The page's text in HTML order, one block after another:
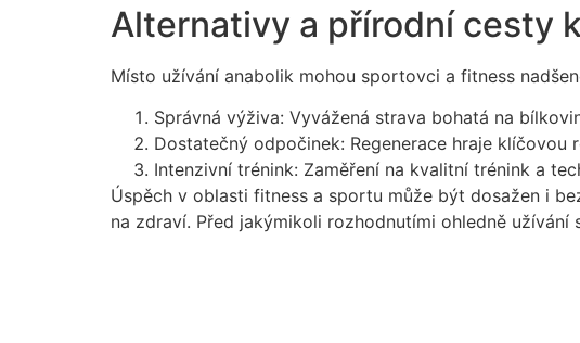
Alternativy a přírodní cesty
Místo užívání anabolik mohou sportovci a fitness
Správná výživa: Vyvážená strava bohatá na
Dostatečný odpočinek: Regenerace hraje klíčovou
Intenzivní trénink: Zaměření na kvalitní trénink a
Úspěch v oblasti fitness a sportu může být dosažen i
na zdraví. Před jakýmikoli rozhodnutími ohledně